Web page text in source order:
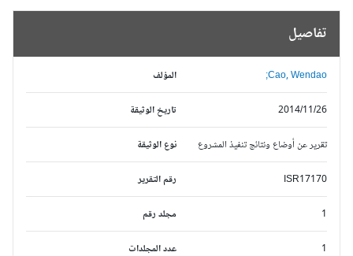
تفاصيل
المؤلف Cao, Wendao;
تاريخ الوثيقة 2014/11/26
نوع الوثيقة تقرير عن أوضاع ونتائج تنفيذ المشروع
رقم التقرير ISR17170
مجلد رقم
عدد المجلدات